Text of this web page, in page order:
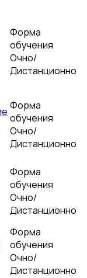
Форма
обучения
Очно/
Дистанционно
Форма
обучения
Очно/
Дистанционно
Форма
обучения
Очно/
Дистанционно
Форма
обучения
Очно/
Дистанционно